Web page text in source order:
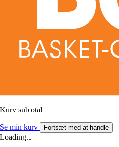
Kurv subtotal
Se min kurv Fortsæt med at handle
Loading...